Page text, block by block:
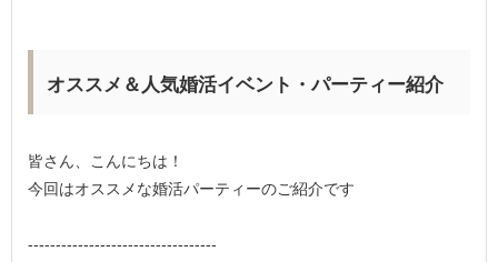
オススメ＆人気婚活イベント・パーティー紹介
皆さん、こんにちは！
今回はオススメな婚活パーティーのご紹介です
----------------------------------